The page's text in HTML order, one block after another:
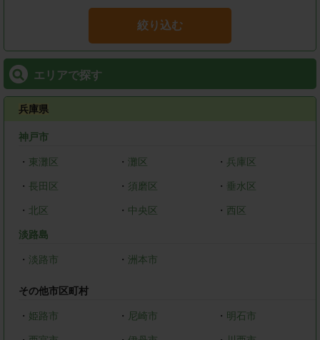
絞り込む
エリアで探す
兵庫県
神戸市
・ 東灘区 ・ 灘区 ・ 兵庫区
・ 長田区 ・ 須磨区 ・ 垂水区
・ 北区 ・ 中央区 ・ 西区
淡路島
・ 淡路市 ・ 洲本市
その他市区町村
・ 姫路市 ・ 尼崎市 ・ 明石市